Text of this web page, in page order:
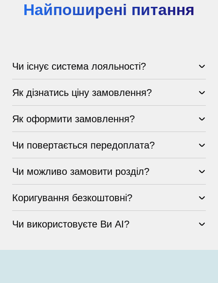
Найпоширені питання
Чи існує система лояльності?
Як дізнатись ціну замовлення?
Як оформити замовлення?
Чи повертається передоплата?
Чи можливо замовити розділ?
Коригування безкоштовні?
Чи використовуєте Ви AI?